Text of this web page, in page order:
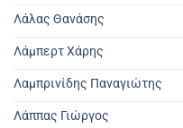
Λάλας Θανάσης
Λάμπερτ Χάρης
Λαμπρινίδης Παναγιώτης
Λάππας Γιώργος